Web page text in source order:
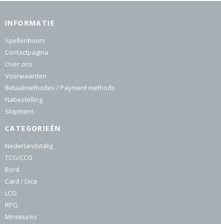
INFORMATIE
Spellenboom
Contactpagina
Over ons
Voorwaarden
Betaalmethodes / Payment methods
Nabestelling
Shipment
CATEGORIEËN
Nederlandstalig
TCG/CCG
Bord
Card / Dice
LCG
RPG
Miniatures